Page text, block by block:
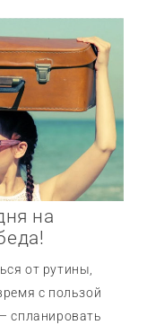
на
от рутины,
с пользой
спланировать